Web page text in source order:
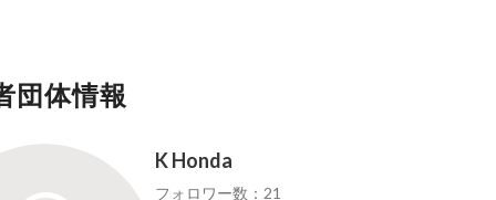
団体情報
K Honda
フォロワー数：21